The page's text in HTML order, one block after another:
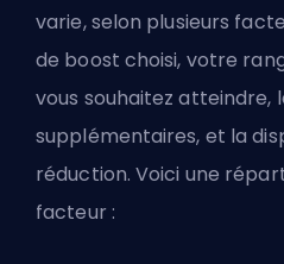
varie, selon plusieurs
de boost choisi, votre
vous souhaitez atteindre,
supplémentaires, et la
réduction. Voici une
facteur :